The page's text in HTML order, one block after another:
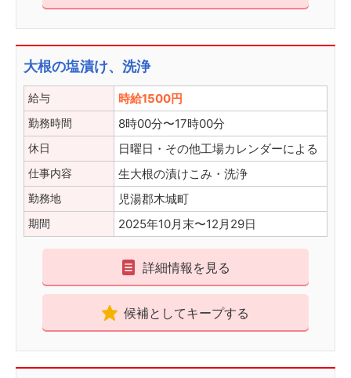
大根の塩漬け、洗浄
給与 時給1500円
勤務時間 8時00分〜17時00分
休日 日曜日・その他工場カレンダーによる
仕事内容 生大根の漬けこみ・洗浄
勤務地 児湯郡木城町
期間 2025年10月末〜12月29日
詳細情報を見る
候補としてキープする